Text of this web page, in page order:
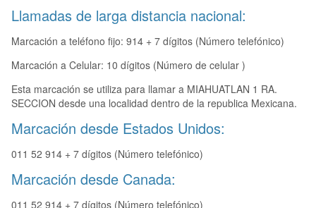
Llamadas de larga distancia nacional:
Marcación a teléfono fijo: 914 + 7 dígitos (Número telefónico)
Marcación a Celular: 10 dígitos (Número de celular )
Esta marcación se utiliza para llamar a MIAHUATLAN 1 RA.
SECCION desde una localidad dentro de la republica Mexicana.
Marcación desde Estados Unidos:
011 52 914 + 7 dígitos (Número telefónico)
Marcación desde Canada:
011 52 914 + 7 dígitos (Número telefónico)